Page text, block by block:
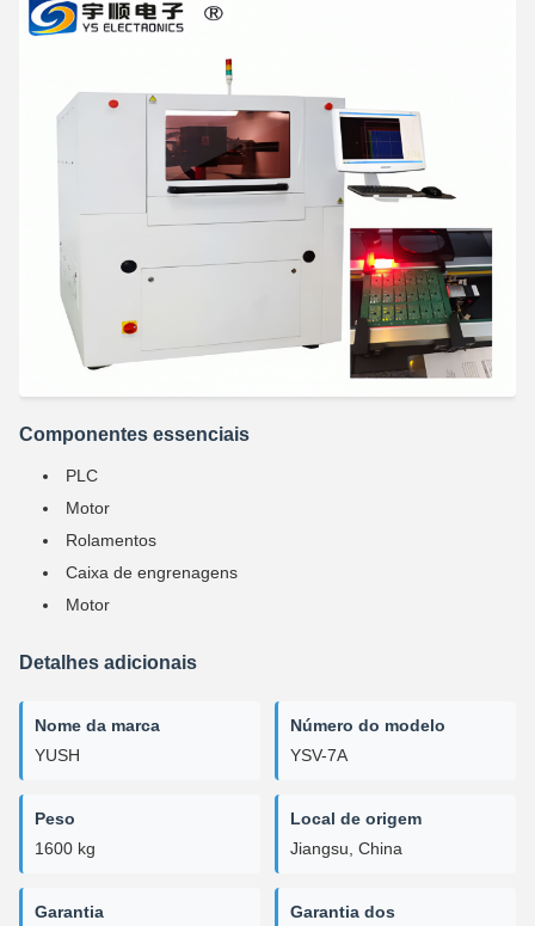
Componentes essenciais
PLC
Motor
Rolamentos
Caixa de engrenagens
Motor
Detalhes adicionais
Nome da marca
YUSH
Número do modelo
YSV-7A
Peso
1600 kg
Local de origem
Jiangsu, China
Garantia
Garantia dos